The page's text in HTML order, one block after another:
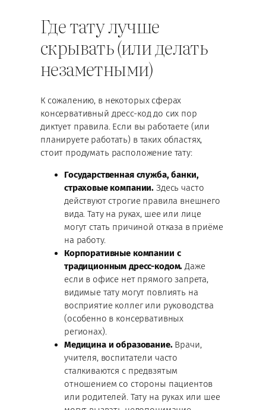
Где тату лучше
скрывать (или делать
незаметными)
К сожалению, в некоторых сферах
консервативный дресс-код до сих пор
диктует правила. Если вы работаете (или
планируете работать) в таких областях,
стоит продумать расположение тату:
Государственная служба, банки,
страховые компании. Здесь часто
действуют строгие правила внешнего
вида. Тату на руках, шее или лице
могут стать причиной отказа в приёме
на работу.
Корпоративные компании с
традиционным дресс-кодом. Даже
если в офисе нет прямого запрета,
видимые тату могут повлиять на
восприятие коллег или руководства
(особенно в консервативных
регионах).
Медицина и образование.Врачи,
учителя, воспитатели часто
сталкиваются с предвзятым
отношением со стороны пациентов
или родителей. Тату на руках или шее